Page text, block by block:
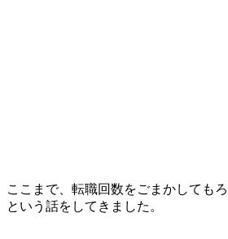
ここまで、転職回数をごまかしても
という話をしてきました。